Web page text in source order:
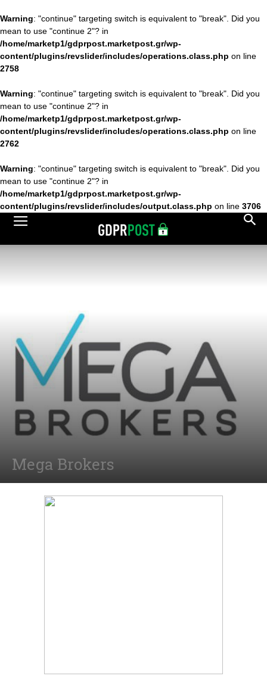
Warning: "continue" targeting switch is equivalent to "break". Did you
mean to use "continue 2"? in
/home/marketp1/gdprpost.marketpost.gr/wp-
content/plugins/revslider/includes/operations.class.php on line
2758
Warning: "continue" targeting switch is equivalent to "break". Did you
mean to use "continue 2"? in
/home/marketp1/gdprpost.marketpost.gr/wp-
content/plugins/revslider/includes/operations.class.php on line
2762
Warning: "continue" targeting switch is equivalent to "break". Did you
mean to use "continue 2"? in
/home/marketp1/gdprpost.marketpost.gr/wp-
content/plugins/revslider/includes/output.class.php on line 3706
Mega Brokers